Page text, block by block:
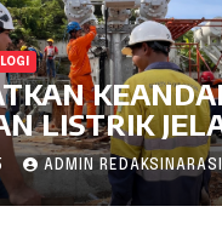
LISTRIK
2025, PLN
BERHASIL
TRAFO
ADMIN REDAKSINARASI